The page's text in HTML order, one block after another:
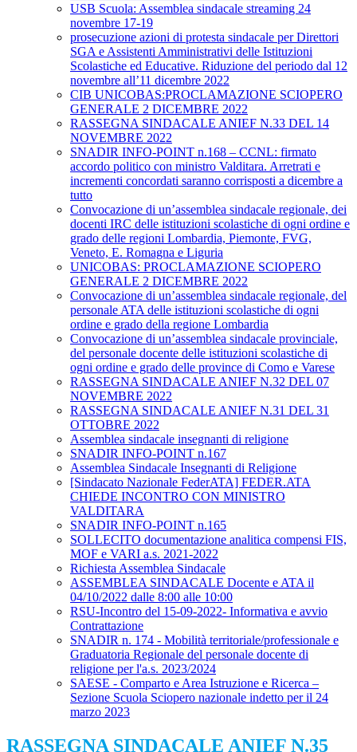
USB Scuola: Assemblea sindacale streaming 24
novembre 17-19
prosecuzione azioni di protesta sindacale per Direttori
SGA e Assistenti Amministrativi delle Istituzioni
Scolastiche ed Educative. Riduzione del periodo dal 12
novembre all’11 dicembre 2022
CIB UNICOBAS:PROCLAMAZIONE SCIOPERO
GENERALE 2 DICEMBRE 2022
RASSEGNA SINDACALE ANIEF N.33 DEL 14
NOVEMBRE 2022
SNADIR INFO-POINT n.168 – CCNL: firmato
accordo politico con ministro Valditara. Arretrati e
incrementi concordati saranno corrisposti a dicembre a
tutto
Convocazione di un’assemblea sindacale regionale, dei
docenti IRC delle istituzioni scolastiche di ogni ordine e
grado delle regioni Lombardia, Piemonte, FVG,
Veneto, E. Romagna e Liguria
UNICOBAS: PROCLAMAZIONE SCIOPERO
GENERALE 2 DICEMBRE 2022
Convocazione di un’assemblea sindacale regionale, del
personale ATA delle istituzioni scolastiche di ogni
ordine e grado della regione Lombardia
Convocazione di un’assemblea sindacale provinciale,
del personale docente delle istituzioni scolastiche di
ogni ordine e grado delle province di Como e Varese
RASSEGNA SINDACALE ANIEF N.32 DEL 07
NOVEMBRE 2022
RASSEGNA SINDACALE ANIEF N.31 DEL 31
OTTOBRE 2022
Assemblea sindacale insegnanti di religione
SNADIR INFO-POINT n.167
Assemblea Sindacale Insegnanti di Religione
[Sindacato Nazionale FederATA] FEDER.ATA
CHIEDE INCONTRO CON MINISTRO
VALDITARA
SNADIR INFO-POINT n.165
SOLLECITO documentazione analitica compensi FIS,
MOF e VARI a.s. 2021-2022
Richiesta Assemblea Sindacale
ASSEMBLEA SINDACALE Docente e ATA il
04/10/2022 dalle 8:00 alle 10:00
RSU-Incontro del 15-09-2022- Informativa e avvio
Contrattazione
SNADIR n. 174 - Mobilità territoriale/professionale e
Graduatoria Regionale del personale docente di
religione per l'a.s. 2023/2024
SAESE - Comparto e Area Istruzione e Ricerca –
Sezione Scuola Sciopero nazionale indetto per il 24
marzo 2023
RASSEGNA SINDACALE ANIEF N.35